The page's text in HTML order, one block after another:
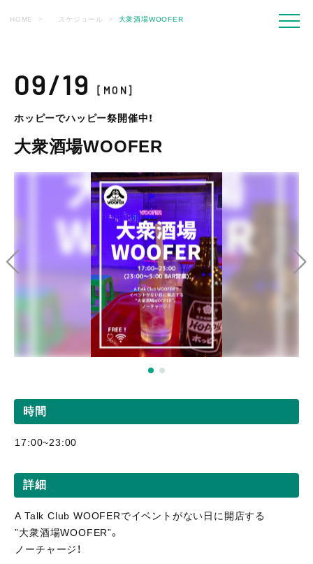
HOME スケジュール 大衆酒場WOOFER
09/19[MON]
ホッピーでハッピー祭開催中！
大衆酒場WOOFER
時間
17:00~23:00
詳細
A Talk Club WOOFERでイベントがない日に開店する
”大衆酒場WOOFER”。
ノーチャージ！